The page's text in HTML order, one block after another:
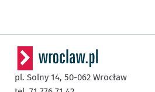
pl. Solny 14, 50-062 Wrocław